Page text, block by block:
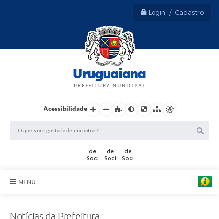
Login / Cadastro
Acessibilidade
MENU
Notícias da Prefeitura